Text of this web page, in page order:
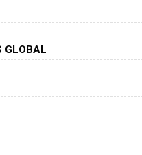
0, 1)
Masvidal
Ковингтон
GLOBAL